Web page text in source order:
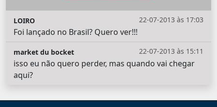
22-07-2013 às 17:03
LOIRO
Foi lançado no Brasil? Quero ver!!!
22-07-2013 às 15:11
market du bocket
isso eu não quero perder, mas quando vai chegar
aqui?